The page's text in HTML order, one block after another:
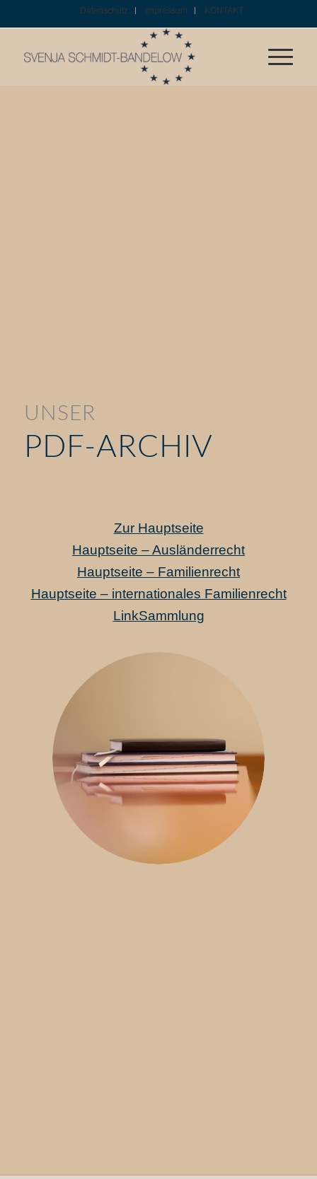
Datenschutz Impressum KONTAKT
UNSER
PDF-ARCHIV
Zur Hauptseite
Hauptseite – Ausländerrecht
Hauptseite – Familienrecht
Hauptseite – internationales Familienrecht
LinkSammlung